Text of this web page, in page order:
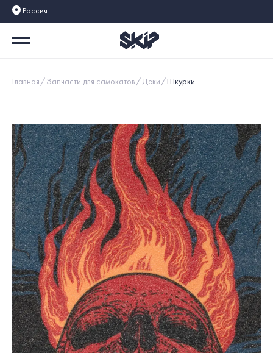
Россия
Главная Запчасти для самокатов Деки Шкурки